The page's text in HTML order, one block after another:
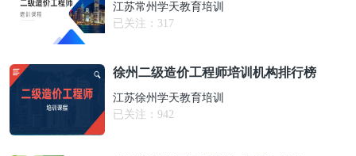
江苏常州学天教育培训
已关注： 317
徐州二级造价工程师培训机构排行榜
江苏徐州学天教育培训
已关注： 942